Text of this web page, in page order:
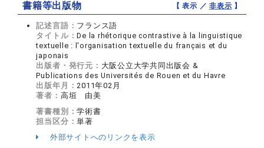
書籍等出版物 【 表示 ／非表示 】
記述言語： フランス語
タイトル：De la rhétorique contrastive à la linguistique
textuelle : l'organisation textuelle du français et du
japonais
出版者・発行元： 大阪公立大学共同出版会 &
Publications des Universités de Rouen et du Havre
出版年月：2011年02月
著者： 高垣 由美
著書種別：学術書
担当区分：単著
外部サイトへのリンクを表示